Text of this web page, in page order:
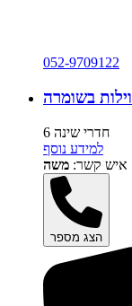
052-9709122
וילות בשומרה
6 חדרי שינה
למידע נוסף
איש קשר: משה
הצג מספר